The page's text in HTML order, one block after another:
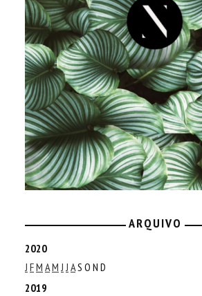
ARQUIVO
2020
J FM AM J J AS O N D
2019